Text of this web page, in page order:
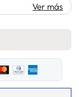
Ver más